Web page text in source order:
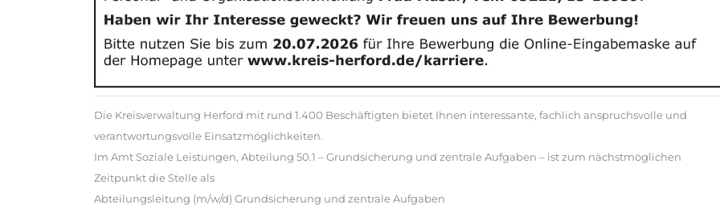
Die Kreisverwaltung Herford mit rund 1.400 Beschäftigten bietet Ihnen interessante, fachlich anspruchsvolle und
verantwortungsvolle Einsatzmöglichkeiten.
Im Amt Soziale Leistungen, Abteilung 50.1 – Grundsicherung und zentrale Aufgaben – ist zum nächstmöglichen
Zeitpunkt die Stelle als
Abteilungsleitung (m/w/d) Grundsicherung und zentrale Aufgaben